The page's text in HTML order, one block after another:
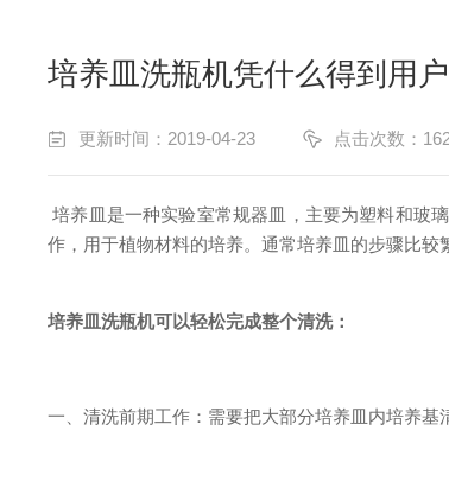
培养皿洗瓶机凭什么得到用
更新时间：2019-04-23 点击次数：
培养皿是一种实验室常规器皿，主要为塑料和玻
作，用于植物材料的培养。通常培养皿的步骤比较
培养皿洗瓶机可以轻松完成整个清洗：
一、清洗前期工作：需要把大部分培养皿内培养基